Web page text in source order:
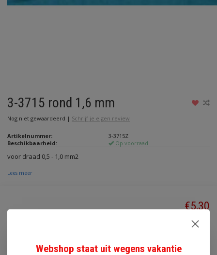
3-3715 rond 1,6 mm
Nog niet gewaardeerd | Schrijf je eigen review
Artikelnummer:
3-3715Z
Beschikbaarheid:
Op voorraad
voor draad 0,5 - 1,0 mm2
Lees meer
€5,30
Webshop staat uit wegens vakantie